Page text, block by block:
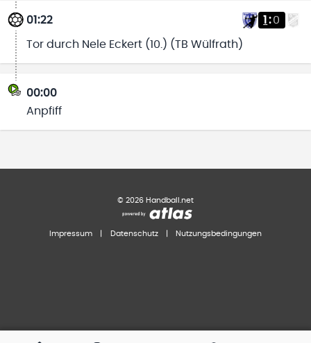
01:22 1 :0
Tor durch Nele Eckert (10.) (TB Wülfrath)
00:00
Anpfiff
© 2026 Handball.net
Impressum Datenschutz Nutzungsbedingungen